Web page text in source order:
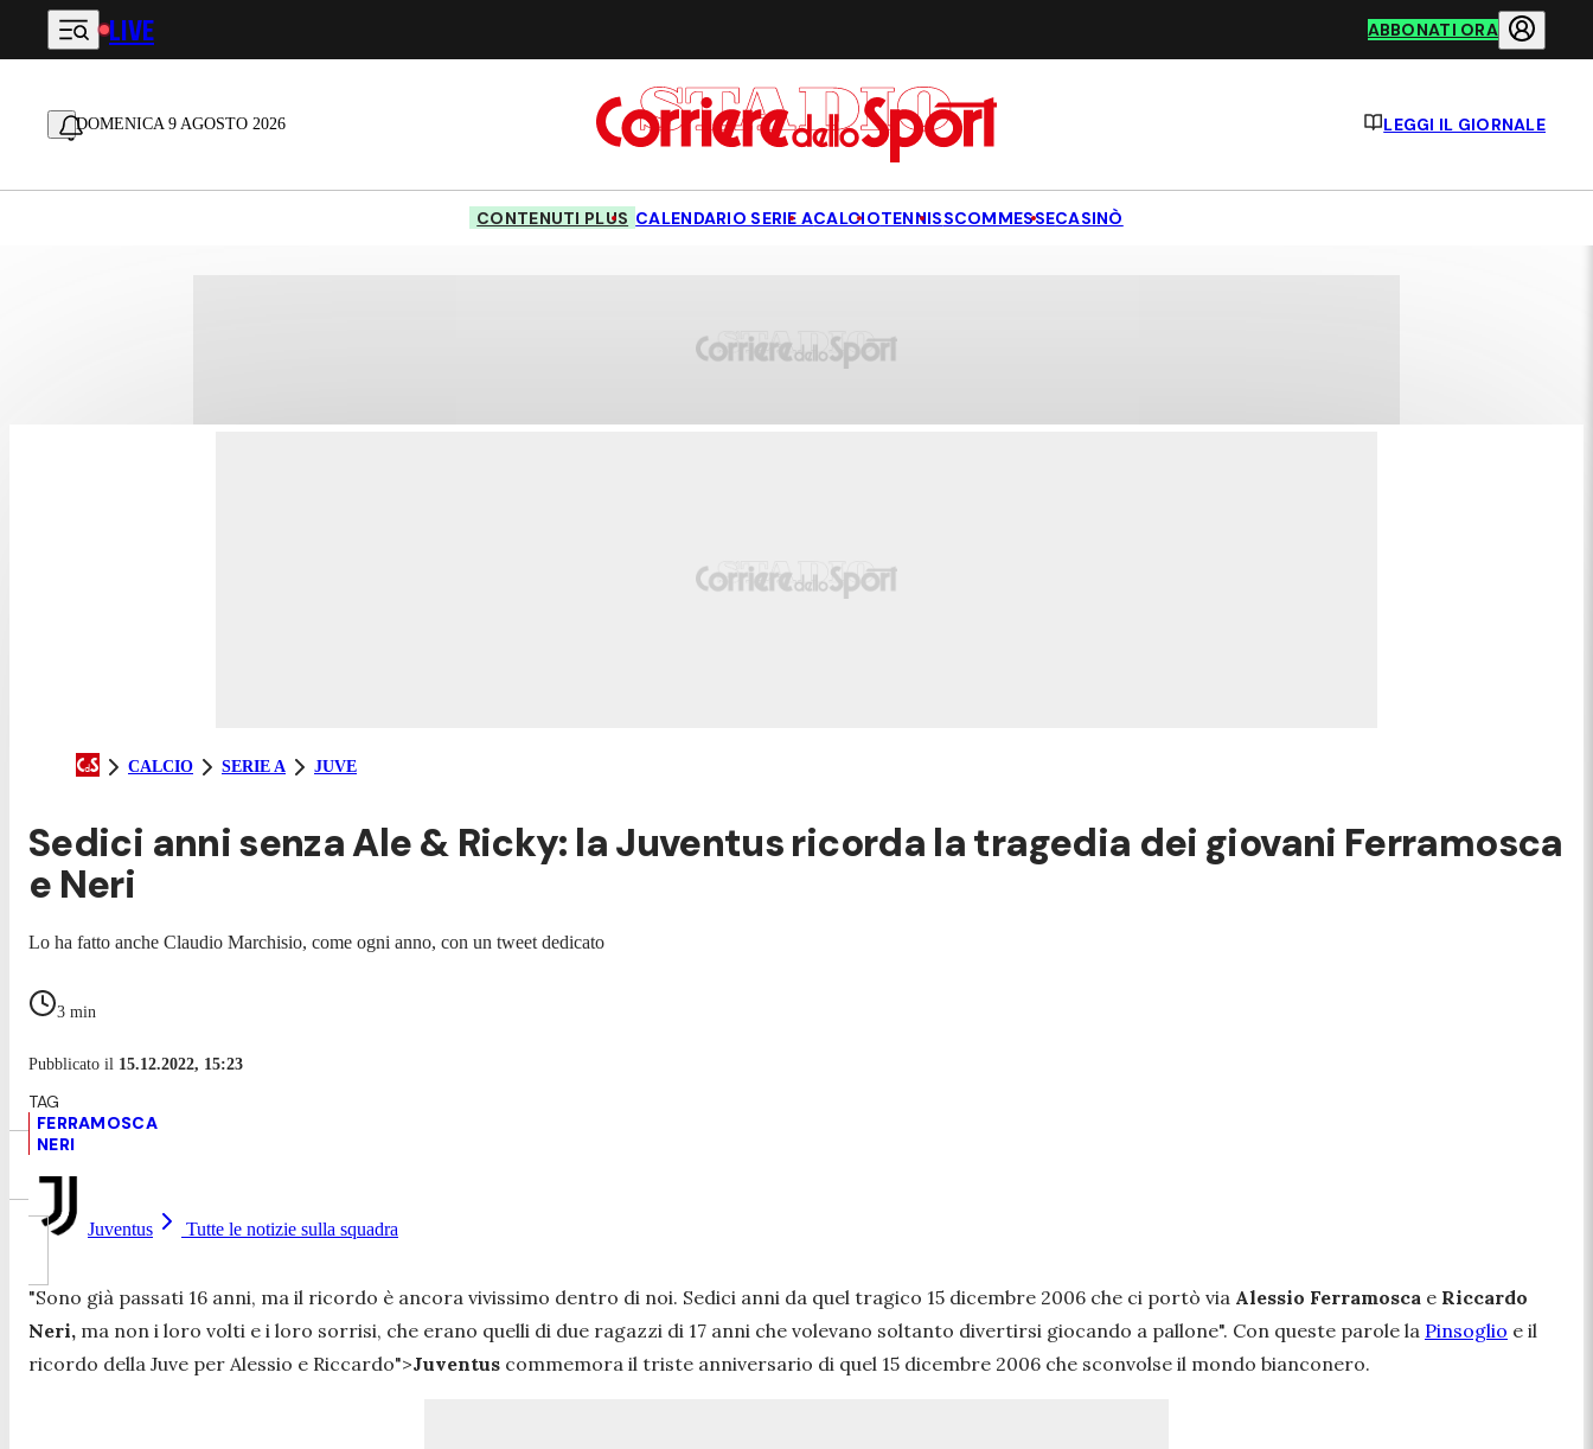
Vai al contenuto principale
LIVE ABBONATI ORA
DOMENICA 9 AGOSTO 2026 LEGGI IL GIORNALE
CONTENUTI PLUS CALENDARIO SERIE ACALCIOTENNISSCOMMESSECASINÒ
CALCIO SERIE A JUVE
Sedici anni senza Ale & Ricky: la Juventus ricorda la tragedia dei giovani Ferramosca
e Neri
Lo ha fatto anche Claudio Marchisio, come ogni anno, con un tweet dedicato
3 min
Pubblicato il 15.12.2022, 15:23
FERRAMOSCA
NERI
Juventus Tutte le notizie sulla squadra
"Sono già passati 16 anni, ma il ricordo è ancora vivissimo dentro di noi. Sedici anni da quel tragico 15 dicembre 2006 che ci portò via Alessio Ferramosca e Riccardo
Neri, ma non i loro volti e i loro sorrisi, che erano quelli di due ragazzi di 17 anni che volevano soltanto divertirsi giocando a pallone". Con queste parole la Pinsoglio e il
ricordo della Juve per Alessio e Riccardo">Juventus commemora il triste anniversario di quel 15 dicembre 2006 che sconvolse il mondo bianconero.